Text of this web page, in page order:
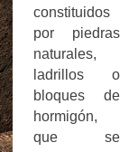
constituidos
por piedras
naturales,
ladrillos o
bloques de
hormigón,
que se